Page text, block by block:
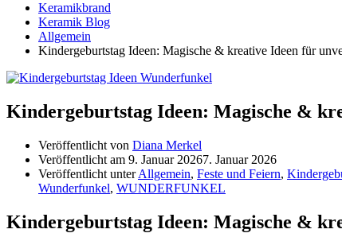
Keramikbrand
Keramik Blog
Allgemein
Kindergeburtstag Ideen: Magische & kreative Ideen für
Kindergeburtstag Ideen: Magische &
Veröffentlicht von Diana Merkel
Veröffentlicht am 9. Januar 20267. Januar 2026
Veröffentlicht unterAllgemein, Feste und Feiern,
Wunderfunkel, WUNDERFUNKEL
Kindergeburtstag Ideen: Magische &